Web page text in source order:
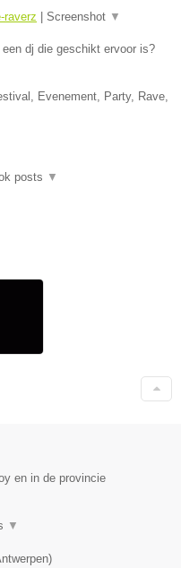
raverz Screenshot ▼
dj die geschikt ervoor is?
Evenement, Party, Rave,
posts ▼
en in de provincie
▼
)